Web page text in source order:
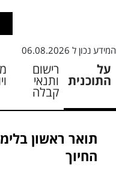
המידע נכון ל 06.08.2026
על
התוכנית
רישום
ותנאי
קבלה
תואר ראשון
החיוך